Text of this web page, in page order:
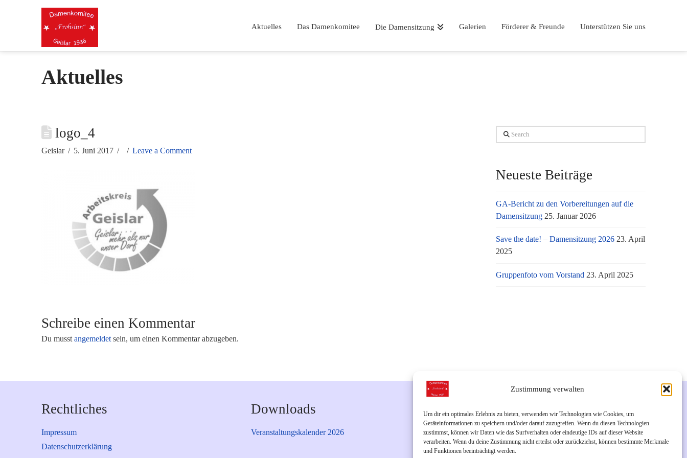
Zustimmung verwalten
Um dir ein optimales Erlebnis zu bieten, verwenden wir Technologien wie Cookies, um
Geräteinformationen zu speichern und/oder darauf zuzugreifen. Wenn du diesen Technologien
zustimmst, können wir Daten wie das Surfverhalten oder eindeutige IDs auf dieser Website
verarbeiten. Wenn du deine Zustimmung nicht erteilst oder zurückziehst, können bestimmte Merkmale
und Funktionen beeinträchtigt werden.
Aktuelles Das Damenkomitee Die Damensitzung Galerien Förderer & Freunde Unterstützen Sie uns
Aktuelles
logo_4
Geislar 5. Juni 2017 Leave a Comment
Schreibe einen Kommentar
Du musst angemeldetsein, um einen Kommentar abzugeben.
Search
Neueste Beiträge
GA-Bericht zu den Vorbereitungen auf die
Damensitzung 25. Januar 2026
Save the date! – Damensitzung 2026 23. April
2025
Gruppenfoto vom Vorstand 23. April 2025
Rechtliches
Impressum
Datenschutzerklärung
Downloads
Veranstaltungskalender 2026
Links
Unsere Facebook-Seite
Unsere Instagram-Seite